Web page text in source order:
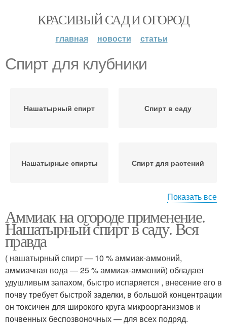
КРАСИВЫЙ САД И ОГОРОД
главная новости статьи
Спирт для клубники
Нашатырный спирт Спирт в саду
Нашатырные спирты Спирт для растений
Спирт от вредителей Спирт в огороде
Показать все
Аммиак на огороде применение.
Нашатырный спирт в саду. Вся
правда
( нашатырный спирт — 10 % аммиак-аммоний,
аммиачная вода — 25 % аммиак-аммоний) обладает
удушливым запахом, быстро испаряется , внесение его в
почву требует быстрой заделки, в большой концентрации
он токсичен для широкого круга микроорганизмов и
почвенных беспозвоночных — для всех подряд.